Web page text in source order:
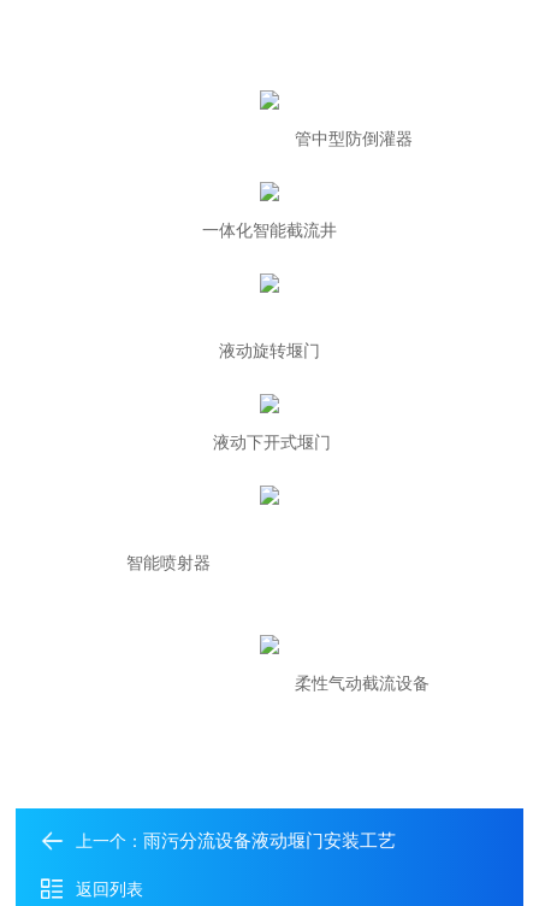
管中型防倒灌器
一体化智能截流井
液动旋转堰门
液动下开式堰门
智能喷射器
柔性气动截流设备
上一个：雨污分流设备液动堰门安装工艺
返回列表